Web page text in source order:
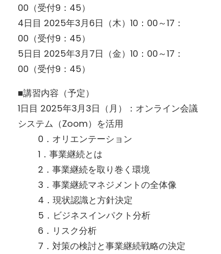
00（受付9：45）
4日目 2025年3月6日（木）10：00～17：
00（受付9：45）
5日目 2025年3月7日（金）10：00～17：
00（受付9：45）
■講習内容（予定）
1日目 2025年3月3日（月）：オンライン会議
システム（Zoom）を活用
0．オリエンテーション
1．事業継続とは
2．事業継続を取り巻く環境
3．事業継続マネジメントの全体像
4．現状認識と方針決定
5．ビジネスインパクト分析
6．リスク分析
7．対策の検討と事業継続戦略の決定